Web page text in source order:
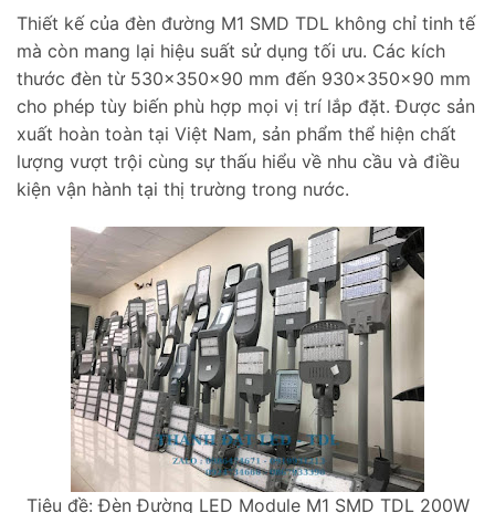
Thiết kế của đèn đường M1 SMD TDL không chỉ tinh tế
mà còn mang lại hiệu suất sử dụng tối ưu. Các kích
thước đèn từ 530x350x90 mm đến 930x350x90 mm
cho phép tùy biến phù hợp mọi vị trí lắp đặt. Được sản
xuất hoàn toàn tại Việt Nam, sản phẩm thể hiện chất
lượng vượt trội cùng sự thấu hiểu về nhu cầu và điều
kiện vận hành tại thị trường trong nước.
Tiêu đề: Đèn Đường LED Module M1 SMD TDL 200W